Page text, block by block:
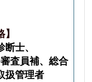
士、
査員補、総合
扱管理者